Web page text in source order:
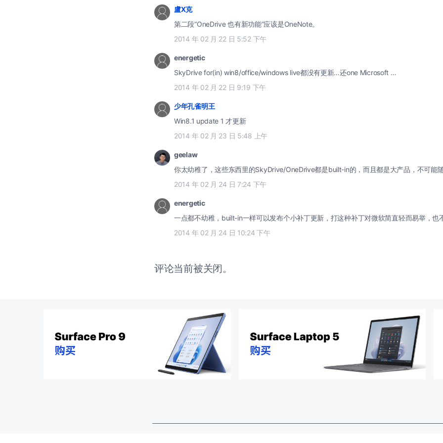
盧X克
第二段“OneDrive 也有新功能”应该是OneNote。
2014 年 02 月 22 日 5:52 下午
energetic
SkyDrive for(in) win8/office/windows live都没有更新…还one Microsoft …
2014 年 02 月 22 日 9:19 下午
少年孔雀明王
Win8.1 update 1 才更新
2014 年 02 月 23 日 5:48 上午
geelaw
你太幼稚了，这些东西里的SkyDrive/OneDrive都是built-in的，而且都是大产品，不可能
2014 年 02 月 24 日 7:24 下午
energetic
一点都不幼稚，built-in一样可以发布个小补丁更新，打这种补丁对微软简直轻而易举，也
2014 年 02 月 24 日 10:24 下午
评论当前被关闭。